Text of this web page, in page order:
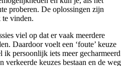
proberen. De oplossingen zijn
te vinden.
viel op dat er vaak meerdere
Daardoor voelt een ‘foute’ keuze
ik persoonlijk iets meer gecharmeerd
verkeerde keuzes bestaan en de weg